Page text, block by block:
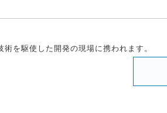
を駆使した開発の現場に携われます。